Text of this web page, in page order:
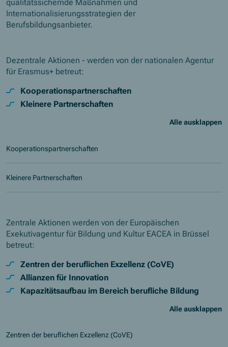
qualitätssichernde Maßnahmen und
Internationalisierungsstrategien der
Berufsbildungsanbieter.
Dezentrale Aktionen - werden von der nationalen Agentur
für Erasmus+ betreut:
Kooperationspartnerschaften
Kleinere Partnerschaften
Alle ausklappen
Kooperationspartnerschaften
Kleinere Partnerschaften
Zentrale Aktionen werden von der Europäischen
Exekutivagentur für Bildung und Kultur EACEA in Brüssel
betreut:
Zentren der beruflichen Exzellenz (CoVE)
Allianzen für Innovation
Kapazitätsaufbau im Bereich berufliche Bildung
Alle ausklappen
Zentren der beruflichen Exzellenz (CoVE)